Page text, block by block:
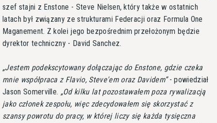
szef stajni z Enstone - Steve Nielsen, który także w ostatnich
latach był związany ze strukturami Federacji oraz Formula One
Maganement. Z kolei jego bezpośrednim przełożonym będzie
dyrektor techniczny - David Sanchez.
Jestem podekscytowany dołączając do Enstone, gdzie czeka
mnie współpraca z Flavio, Steve'em oraz Davidem - powiedział
Jason Somerville.
Od kilku lat pozostawałem poza rywalizacją
jako członek zespołu, więc zdecydowałem się skorzystać z
szansy powrotu do pracy, w której liczy się każda tysięczna